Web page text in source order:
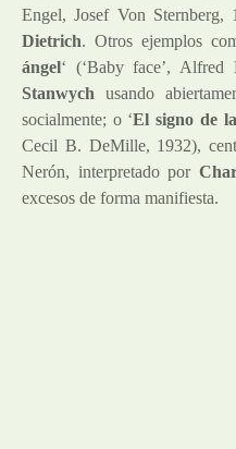
Engel, Josef Von Sternberg,
Dietrich. Otros ejemplos
ángel‘ (‘Baby face’,
Stanwych usando
socialmente; o ‘El signo de
Cecil B. DeMille, 1932),
Nerón, interpretado por
excesos de forma manifiesta.